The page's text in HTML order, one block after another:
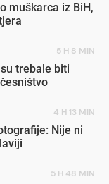
muškarca iz BiH,
5 H 8 MIN
trebale biti
4 H 13 MIN
Nije ni
5 H 48 MIN